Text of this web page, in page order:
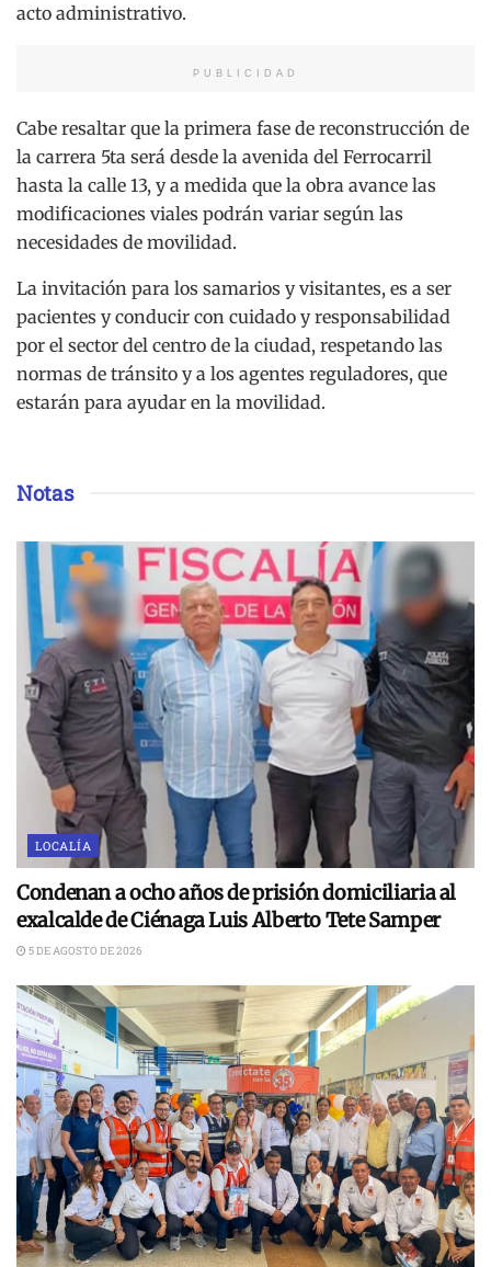
acto administrativo.
PUBLICIDAD
Cabe resaltar que la primera fase de reconstrucción de
la carrera 5ta será desde la avenida del Ferrocarril
hasta la calle 13, y a medida que la obra avance las
modificaciones viales podrán variar según las
necesidades de movilidad.
La invitación para los samarios y visitantes, es a ser
pacientes y conducir con cuidado y responsabilidad
por el sector del centro de la ciudad, respetando las
normas de tránsito y a los agentes reguladores, que
estarán para ayudar en la movilidad.
Notas
LOCALÍA
Condenan a ocho años de prisión domiciliaria al
exalcalde de Ciénaga Luis Alberto Tete Samper
5 DE AGOSTO DE 2026